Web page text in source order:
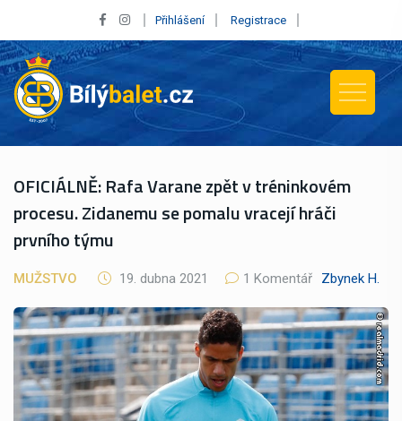
Přihlášení Registrace
OFICIÁLNĚ: Rafa Varane zpět v tréninkovém
procesu. Zidanemu se pomalu vracejí hráči
prvního týmu
MUŽSTVO 19. dubna 2021 1 Komentář Zbynek H.